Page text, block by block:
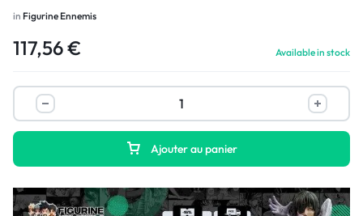
in Figurine Ennemis
117,56€ Available in stock
Ajouter au panier